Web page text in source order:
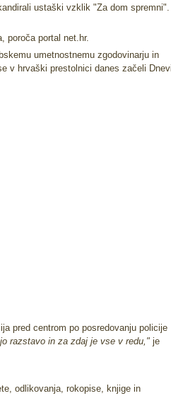
ustaški vzklik "Za dom spremni".
poroča portal net.hr.
umetnostnemu zgodovinarju in
v hrvaški prestolnici danes začeli Dnevi
pred centrom po posredovanju policije
razstavo in za zdaj je vse v redu," je
odlikovanja, rokopise, knjige in